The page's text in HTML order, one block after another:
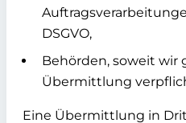
DSGVO,
Behörden, soweit wir
Übermittlung
Eine Übermittlung in